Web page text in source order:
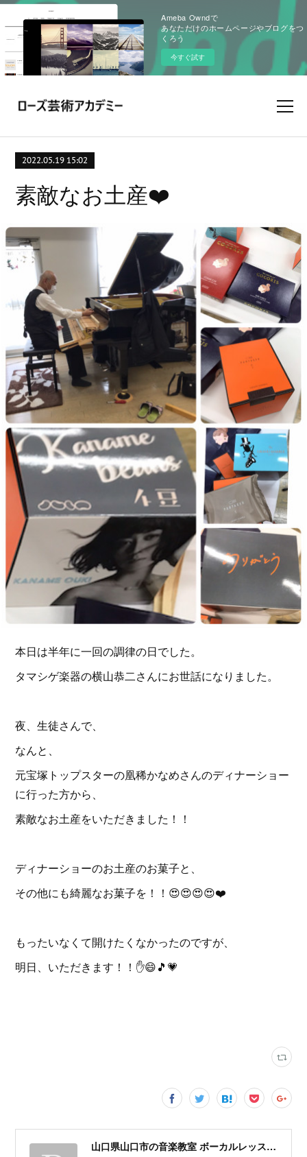
Ameba Owndで
あなただけのホームページやブログをつ
くろう
今すぐ試す
2022.05.19 15:02
素敵なお土産❤️
本日は半年に一回の調律の日でした。
タマシゲ楽器の横山恭二さんにお世話になりました。
夜、生徒さんで、
なんと、
元宝塚トップスターの凰稀かなめさんのディナーショー
に行った方から、
素敵なお土産をいただきました！！
ディナーショーのお土産のお菓子と、
その他にも綺麗なお菓子を！！😍😍😍😍❤️
もったいなくて開けたくなかったのですが、
明日、いただきます！！✋️😄🎵💗
山口県山口市の音楽教室 ボーカルレッスン | ローズ芸術アカデミー